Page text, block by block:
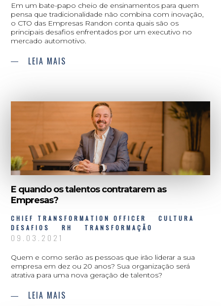
Em um bate-papo cheio de ensinamentos para quem
pensa que tradicionalidade não combina com inovação,
o CTO das Empresas Randon conta quais são os
principais desafios enfrentados por um executivo no
mercado automotivo.
LEIA MAIS
E quando os talentos contratarem as
Empresas?
CHIEF TRANSFORMATION OFFICER
CULTURA
DESAFIOS
RH TRANSFORMAÇÃO
09.03.2021
Quem e como serão as pessoas que irão liderar a sua
empresa em dez ou 20 anos? Sua organização será
atrativa para uma nova geração de talentos?
LEIA MAIS